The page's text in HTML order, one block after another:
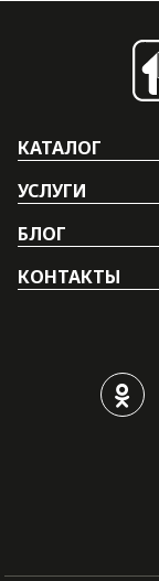
КАТАЛОГ
УСЛУГИ
БЛОГ
КОНТАКТЫ